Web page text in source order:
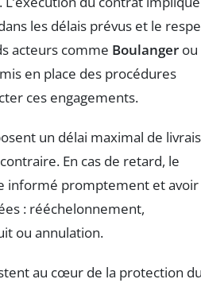
les délais prévus et le
acteurs comme Boulanger ou
en place des procédures
ces engagements.
un délai maximal de
En cas de retard, le
informé promptement et avoir
: rééchelonnement,
ou annulation.
au cœur de la protection